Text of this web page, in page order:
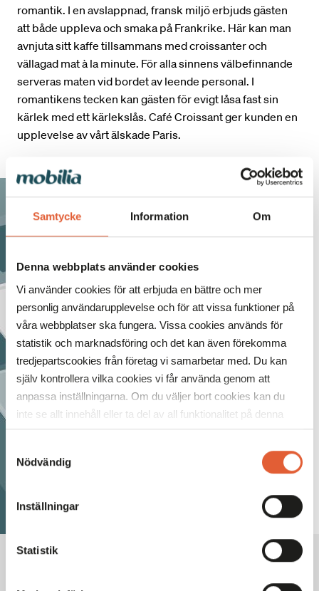
Samtycke Information Om
Denna webbplats använder cookies
Vi använder cookies för att erbjuda en bättre och mer
personlig användarupplevelse och för att vissa funktioner på
våra webbplatser ska fungera. Vissa cookies används för
statistik och marknadsföring och det kan även förekomma
tredjepartscookies från företag vi samarbetar med. Du kan
själv kontrollera vilka cookies vi får använda genom att
anpassa inställningarna. Om du väljer bort cookies kan du
inte se allt innehåll eller ta del av all funktionalitet på denna
webbplats.
Nödvändig
Inställningar
Statistik
Sök och hitta i
Mobilia
ÖPPNA KARTAN
Mån
10-20
romantik. I en avslappnad, fransk miljö erbjuds gästen
att både uppleva och smaka på Frankrike. Här kan man
avnjuta sitt kaffe tillsammans med croissanter och
vällagad mat à la minute. För alla sinnens välbefinnande
serveras maten vid bordet av leende personal. I
romantikens tecken kan gästen för evigt låsa fast sin
kärlek med ett kärlekslås. Café Croissant ger kunden en
upplevelse av vårt älskade Paris.